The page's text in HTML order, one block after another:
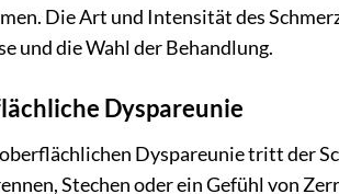
Die Art und Intensität des
und die Wahl der Behandlung.
Dyspareunie
Dyspareunie tritt der
Stechen oder ein Gefühl von